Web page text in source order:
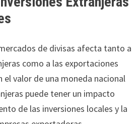
de divisas afecta tanto a
como a las exportaciones
el valor de una moneda nacional
puede tener un impacto
de las inversiones locales y la